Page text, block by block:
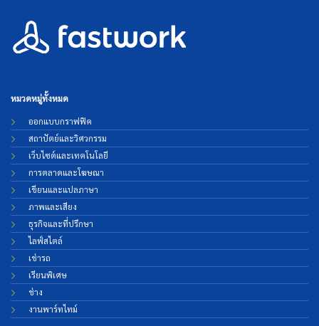
หมวดหมู่ทั้งหมด
ออกแบบกราฟฟิค
สถาปัตย์และวิศวกรรม
เว็บไซต์และเทคโนโลยี
การตลาดและโฆษณา
เขียนและแปลภาษา
ภาพและเสียง
ธุรกิจและที่ปรึกษา
ไลฟ์สไตล์
เช่ารถ
เรียนพิเศษ
ช่าง
งานพาร์ทไทม์